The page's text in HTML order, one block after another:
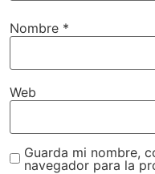
Nombre *
Web
Guarda mi nombre,
navegador para la